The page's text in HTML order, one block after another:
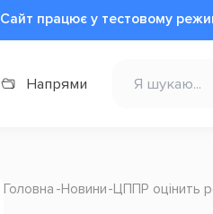
Сайт працює у тестовому
Напрями
Головна Новини ЦППР оцінить